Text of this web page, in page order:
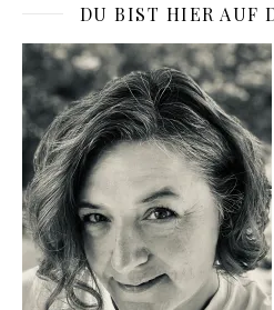
DU BIST HIER AUF